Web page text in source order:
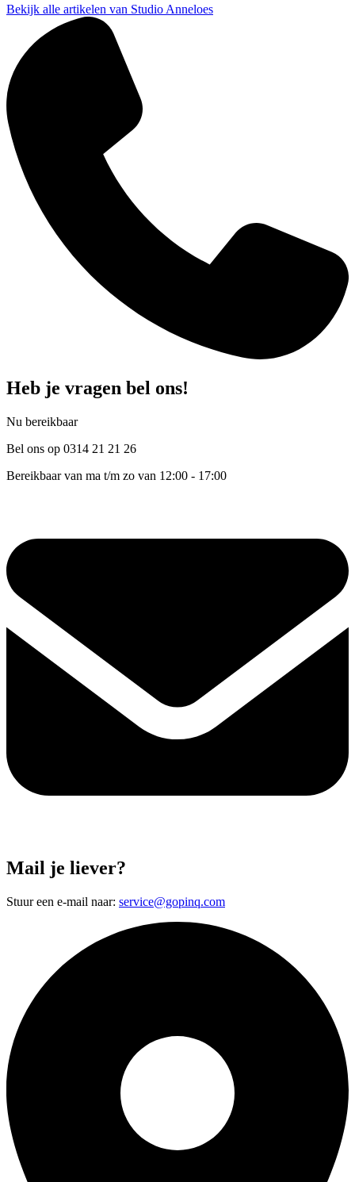
Bekijk alle artikelen van Studio Anneloes
Heb je vragen bel ons!
Nu bereikbaar
Bel ons op 0314 21 21 26
Bereikbaar van ma t/m zo van 12:00 - 17:00
Mail je liever?
Stuur een e-mail naar: service@gopinq.com